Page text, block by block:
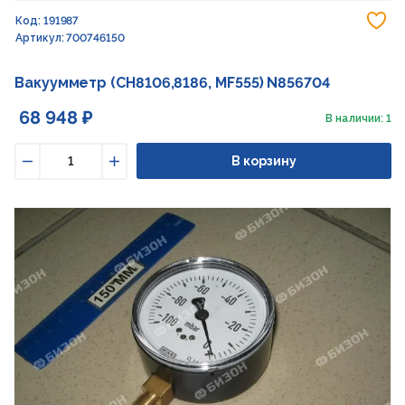
Код: 191987
Артикул: 700746150
Вакуумметр (CH8106,8186, MF555) N856704
68 948 ₽ В наличии: 1
Увеличить
В корзину